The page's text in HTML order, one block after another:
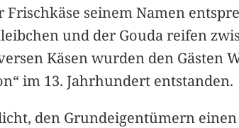
Frischkäse seinem Namen
und der Gouda reifen
Käsen wurden den Gästen
im 13. Jahrhundert entstanden.
den Grundeigentümern